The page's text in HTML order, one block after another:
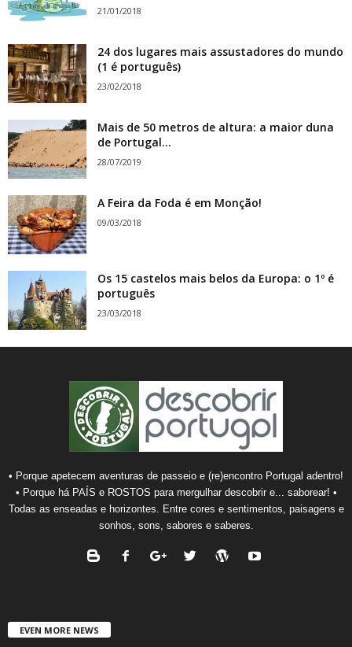
21/01/2018
24 dos lugares mais assustadores do mundo
(1 é português)
23/02/2018
Mais de 50 metros de altura: a maior duna
de Portugal...
28/07/2019
A Feira da Foda é em Monção!
09/03/2018
Os 15 castelos mais belos da Europa: o 1º é
português
23/03/2018
• Porque apetecem aventuras de passeio e (re)encontro Portugal adentro!
• Porque há PAÍS e ROSTOS para mergulhar descobrir e... saborear! •
Todas as enseadas e horizontes. Entre cores e sentimentos, paisagens e
sonhos, sons, sabores e saberes.
EVEN MORE NEWS